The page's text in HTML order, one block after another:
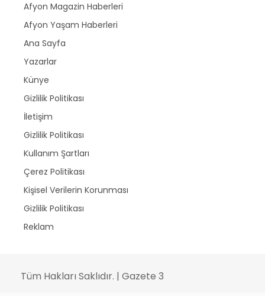
Afyon Magazin Haberleri
Afyon Yaşam Haberleri
Ana Sayfa
Yazarlar
Künye
Gizlilik Politikası
İletişim
Gizlilik Politikası
Kullanım Şartları
Çerez Politikası
Kişisel Verilerin Korunması
Gizlilik Politikası
Reklam
Tüm Hakları Saklıdır. | Gazete 3